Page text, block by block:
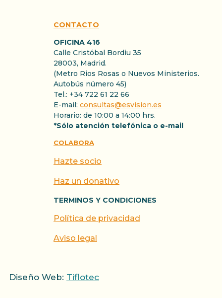
CONTACTO
OFICINA 416
Calle Cristóbal Bordiu 35
28003, Madrid.
(Metro Rios Rosas o Nuevos Ministerios.
Autobús número 45)
Tel.: +34 722 61 22 66
E-mail: consultas@esvision.es
Horario: de 10:00 a 14:00 hrs.
*Sólo atención telefónica o e-mail
COLABORA
Hazte socio
Haz un donativo
TERMINOS Y CONDICIONES
Política de privacidad
Aviso legal
Diseño Web: Tiflotec